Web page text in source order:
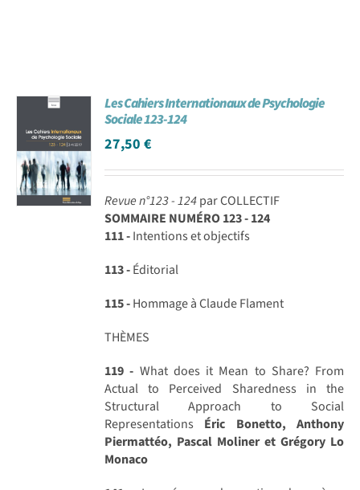
Les Cahiers Internationaux de Psychologie
Sociale 123-124
27,50€
Revue n°123 - 124par COLLECTIF
SOMMAIRE NUMÉRO 123 - 124
111 -Intentions et objectifs
113 -Éditorial
115 -Hommage à Claude Flament
THÈMES
119 - What does it Mean to Share? From
Actual to Perceived Sharedness in the
Structural Approach to Social
Representations Éric Bonetto, Anthony
Piermattéo, Pascal Moliner et Grégory Lo
Monaco